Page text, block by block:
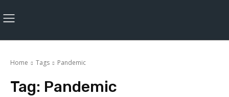
Home Tags Pandemic
Tag: Pandemic